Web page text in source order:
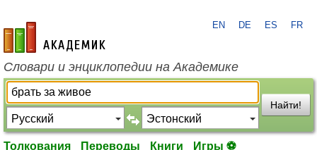
academic.ru
EN DE ES FR
Словари и энциклопедии на Академике
Найти!
Толкования Переводы Книги Игры ⚽